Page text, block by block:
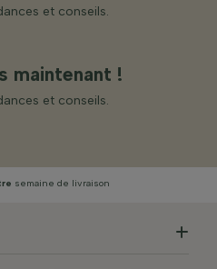
et conseils.
maintenant !
et conseils.
semaine de livraison